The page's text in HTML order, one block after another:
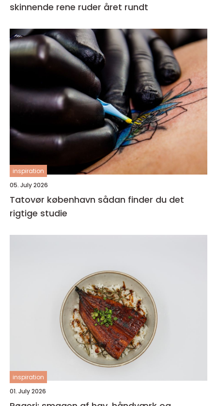
skinnende rene ruder året rundt
inspiration
05. July 2026
Tatovør københavn sådan finder du det
rigtige studie
inspiration
01. July 2026